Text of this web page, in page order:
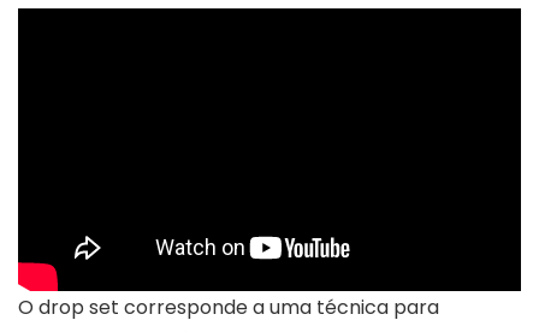
O drop set corresponde a uma técnica para